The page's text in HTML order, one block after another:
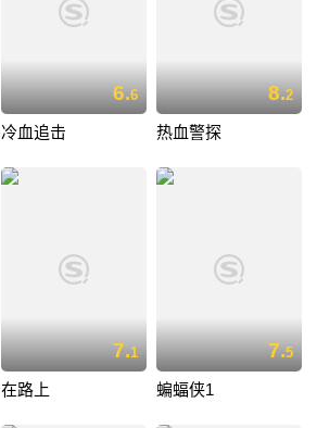
6.6
冷血追击
8.2
热血警探
7.1
在路上
7.5
蝙蝠侠1